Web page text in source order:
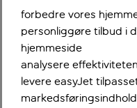
forbedre vores
personliggøre tilbud i
hjemmeside
analysere
levere easyJet